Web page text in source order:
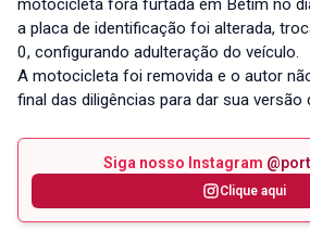
motocicleta fora furtada em Betim no
a placa de identificação foi alterada,
0, configurando adulteração do veículo.
A motocicleta foi removida e o autor
final das diligências para dar sua versão
Siga nosso Instagram
Clique aqui